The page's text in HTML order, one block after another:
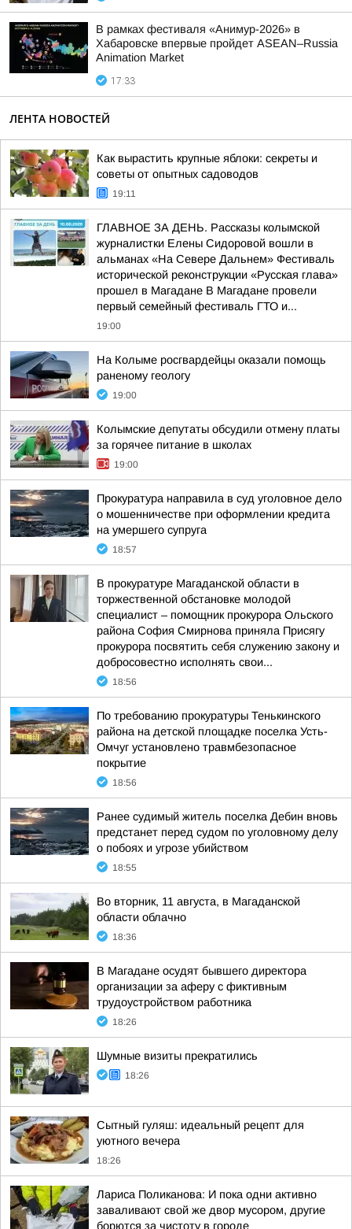
В рамках фестиваля «Анимур-2026» в
Хабаровске впервые пройдет ASEAN–Russia
Animation Market
17:33
ЛЕНТА НОВОСТЕЙ
Как вырастить крупные яблоки: секреты и
советы от опытных садоводов
19:11
ГЛАВНОЕ ЗА ДЕНЬ. Рассказы колымской
журналистки Елены Сидоровой вошли в
альманах «На Севере Дальнем» Фестиваль
исторической реконструкции «Русская глава»
прошел в Магадане В Магадане провели
первый семейный фестиваль ГТО и...
19:00
На Колыме росгвардейцы оказали помощь
раненому геологу
19:00
Колымские депутаты обсудили отмену платы
за горячее питание в школах
19:00
Прокуратура направила в суд уголовное дело
о мошенничестве при оформлении кредита
на умершего супруга
18:57
В прокуратуре Магаданской области в
торжественной обстановке молодой
специалист – помощник прокурора Ольского
района София Смирнова приняла Присягу
прокурора посвятить себя служению закону и
добросовестно исполнять свои...
18:56
По требованию прокуратуры Тенькинского
района на детской площадке поселка Усть-
Омчуг установлено травмбезопасное
покрытие
18:56
Ранее судимый житель поселка Дебин вновь
предстанет перед судом по уголовному делу
о побоях и угрозе убийством
18:55
Во вторник, 11 августа, в Магаданской
области облачно
18:36
В Магадане осудят бывшего директора
организации за аферу с фиктивным
трудоустройством работника
18:26
Шумные визиты прекратились
18:26
Сытный гуляш: идеальный рецепт для
уютного вечера
18:26
Лариса Поликанова: И пока одни активно
заваливают свой же двор мусором, другие
борются за чистоту в городе